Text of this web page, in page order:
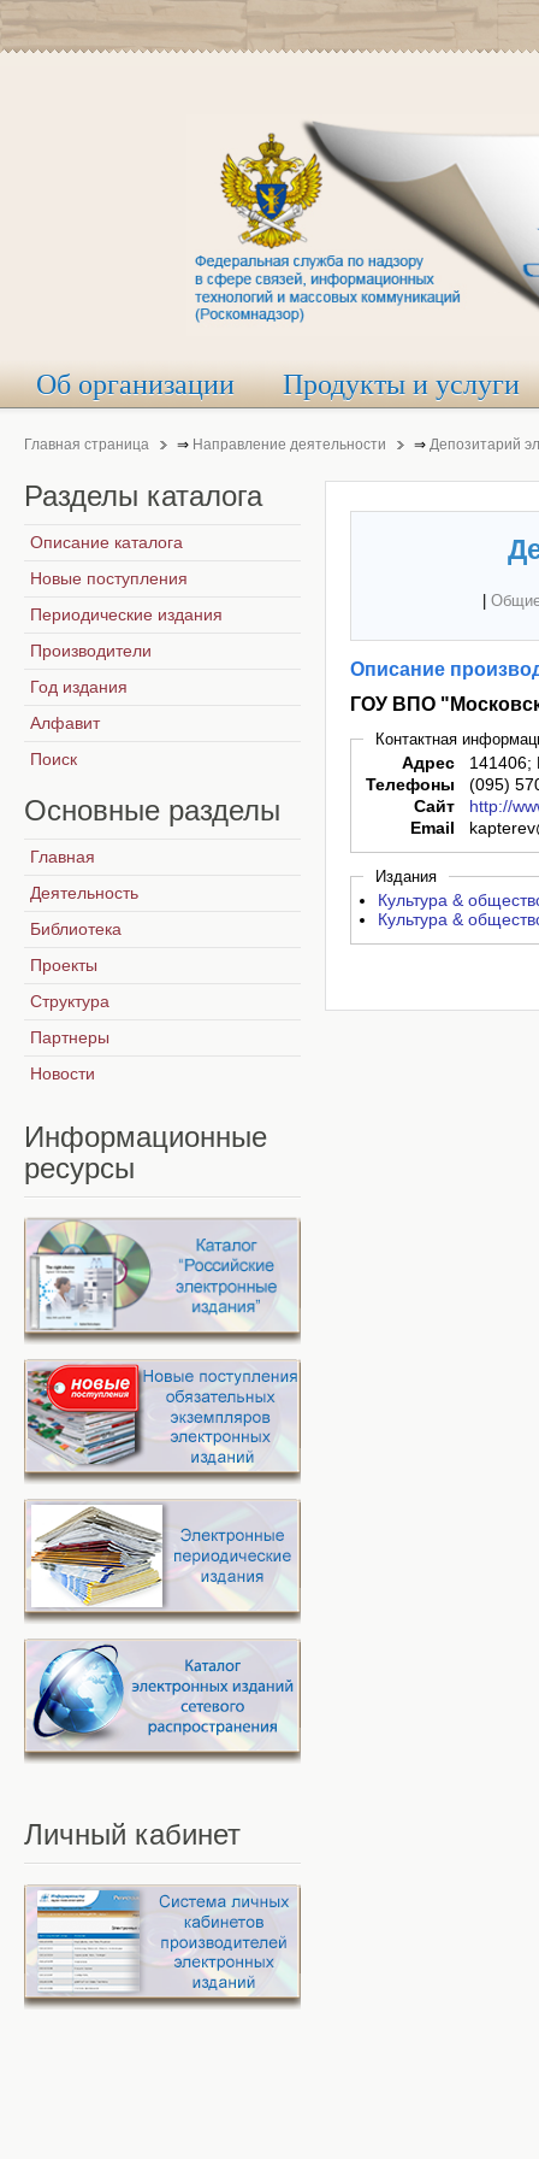
Об организации Продукты и услуги
Главная страница ⇒ Направление деятельности ⇒ Депозитарий
Описание
ГОУ ВПО
Контактная
Адрес
141406;
Телефоны
(095)
Сайт
http://
Email
Издания
Культура &
Культура &
Разделы каталога
Описание каталога
Новые поступления
Периодические издания
Производители
Год издания
Алфавит
Поиск
Основные разделы
Главная
Деятельность
Библиотека
Проекты
Структура
Партнеры
Новости
Информационные
ресурсы
Личный кабинет